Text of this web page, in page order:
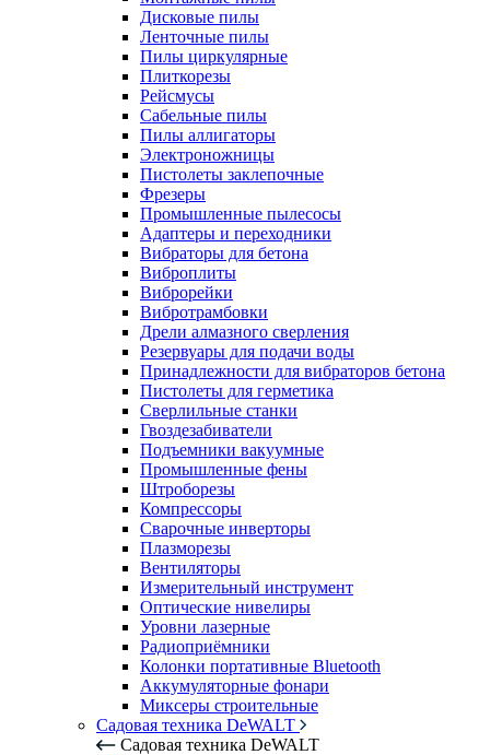
Дисковые пилы
Ленточные пилы
Пилы циркулярные
Плиткорезы
Рейсмусы
Сабельные пилы
Пилы аллигаторы
Электроножницы
Пистолеты заклепочные
Фрезеры
Промышленные пылесосы
Адаптеры и переходники
Вибраторы для бетона
Виброплиты
Виброрейки
Вибротрамбовки
Дрели алмазного сверления
Резервуары для подачи воды
Принадлежности для вибраторов бетона
Пистолеты для герметика
Сверлильные станки
Гвоздезабиватели
Подъемники вакуумные
Промышленные фены
Штроборезы
Компрессоры
Сварочные инверторы
Плазморезы
Вентиляторы
Измерительный инструмент
Оптические нивелиры
Уровни лазерные
Радиоприёмники
Колонки портативные Bluetooth
Аккумуляторные фонари
Миксеры строительные
Садовая техника DeWALT
Садовая техника DeWALT